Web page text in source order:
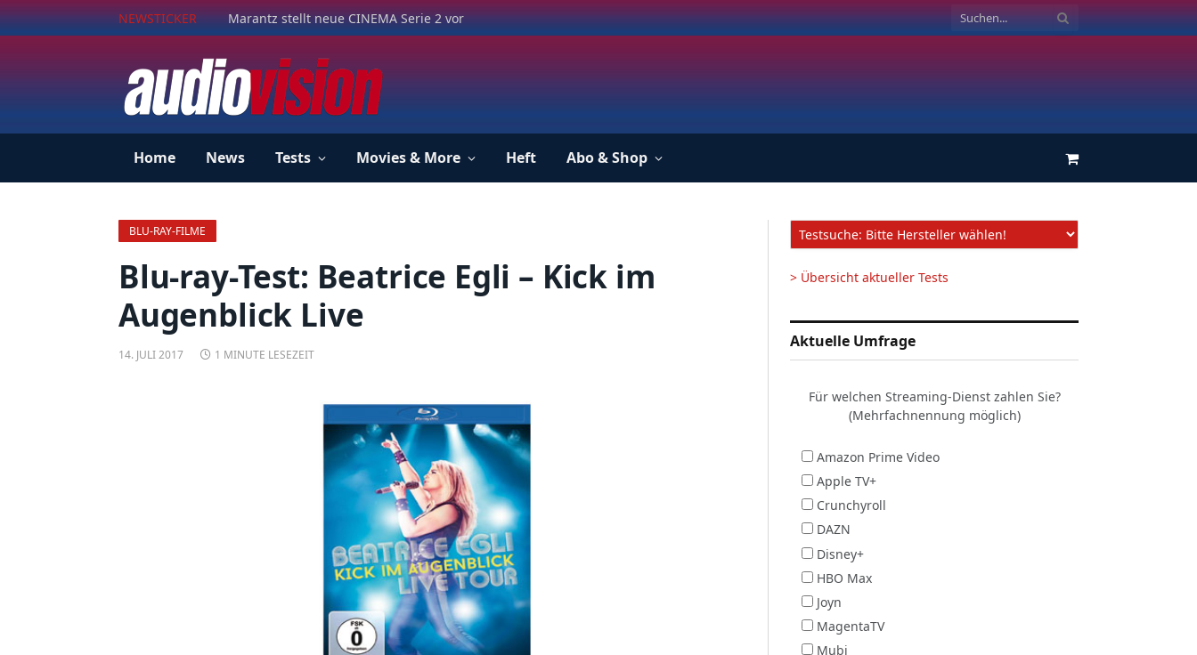
NEWSTICKER Marantz stellt neue CINEMA Serie 2 vor
Home News Tests Movies & More Heft Abo & Shop Einkaufswagen
BLU-RAY-FILME
Blu-ray-Test: Beatrice Egli – Kick im
Augenblick Live
14. JULI 2017 1 MINUTE LESEZEIT
> Übersicht aktueller Tests
Aktuelle Umfrage
Für welchen Streaming-Dienst zahlen Sie?
(Mehrfachnennung möglich)
Amazon Prime Video
Apple TV+
Crunchyroll
DAZN
Disney+
HBO Max
Joyn
MagentaTV
Mubi